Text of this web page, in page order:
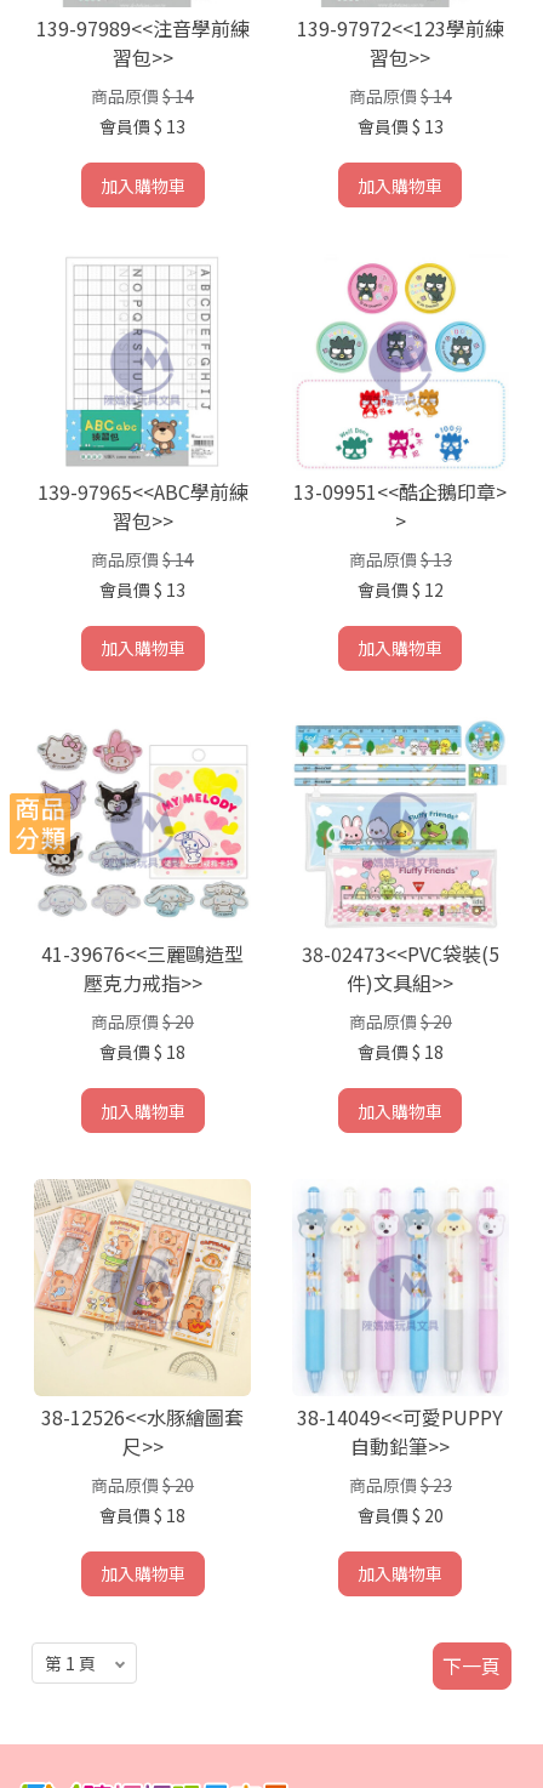
139-97989<<注音學前練
習包>>
商品原價 $ 14
會員價 $ 13
加入購物車
139-97972<<123學前練
習包>>
商品原價 $ 14
會員價 $ 13
加入購物車
139-97965<<ABC學前練
習包>>
商品原價 $ 14
會員價 $ 13
加入購物車
13-09951<<酷企鵝印章>
>
商品原價 $ 13
會員價 $ 12
加入購物車
41-39676<<三麗鷗造型
壓克力戒指>>
商品原價 $ 20
會員價 $ 18
加入購物車
38-02473<<PVC袋裝(5
件)文具組>>
商品原價 $ 20
會員價 $ 18
加入購物車
38-12526<<水豚繪圖套
尺>>
商品原價 $ 20
會員價 $ 18
加入購物車
38-14049<<可愛PUPPY
自動鉛筆>>
商品原價 $ 23
會員價 $ 20
加入購物車
下一頁